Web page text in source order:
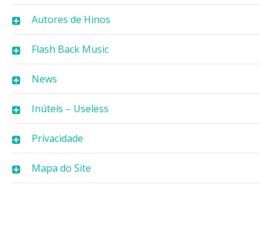
Autores de Hinos
Flash Back Music
News
Inúteis – Useless
Privacidade
Mapa do Site